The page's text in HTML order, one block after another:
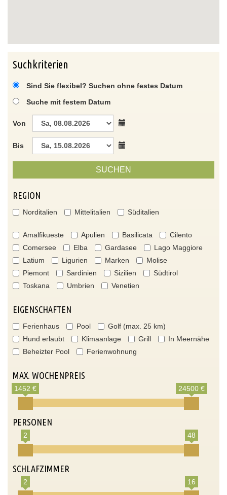
Suchkriterien
Sind Sie flexibel? Suchen ohne festes Datum
Suche mit festem Datum
Von
Bis
SUCHEN
REGION
Norditalien Mittelitalien Süditalien
Amalfikueste Apulien Basilicata
Cilento
Comersee
Elba Gardasee
Lago Maggiore
Latium
Ligurien Marken
Molise
Piemont
Sardinien Sizilien
Südtirol
Toskana
Umbrien Venetien
EIGENSCHAFTEN
Ferienhaus Pool
Golf (max. 25 km)
Hund erlaubt
Klimaanlage Grill
In Meernähe
Beheizter Pool
Ferienwohnung
MAX. WOCHENPREIS
1452 € 24500 €
PERSONEN
2 48
SCHLAFZIMMER
2 16